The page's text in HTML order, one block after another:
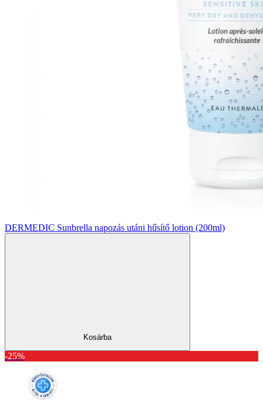
DERMEDIC Sunbrella napozás utáni hűsítő lotion (200ml)
Kosárba
-25%